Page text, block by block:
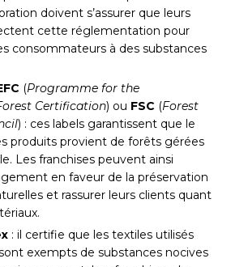
doivent s’assurer que leurs
cette réglementation pour
consommateurs à des substances
(Programme for the
Certification) ou FSC (Forest
) : ces labels garantissent que le
produits provient de forêts gérées
Les franchises peuvent ainsi
en faveur de la préservation
et rassurer leurs clients quant
: il certifie que les textiles utilisés
exempts de substances nocives